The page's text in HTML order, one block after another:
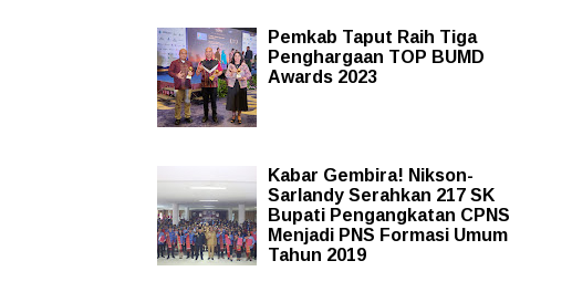
Pemkab Taput Raih Tiga
Penghargaan TOP BUMD
Awards 2023
Kabar Gembira! Nikson-
Sarlandy Serahkan 217 SK
Bupati Pengangkatan CPNS
Menjadi PNS Formasi Umum
Tahun 2019